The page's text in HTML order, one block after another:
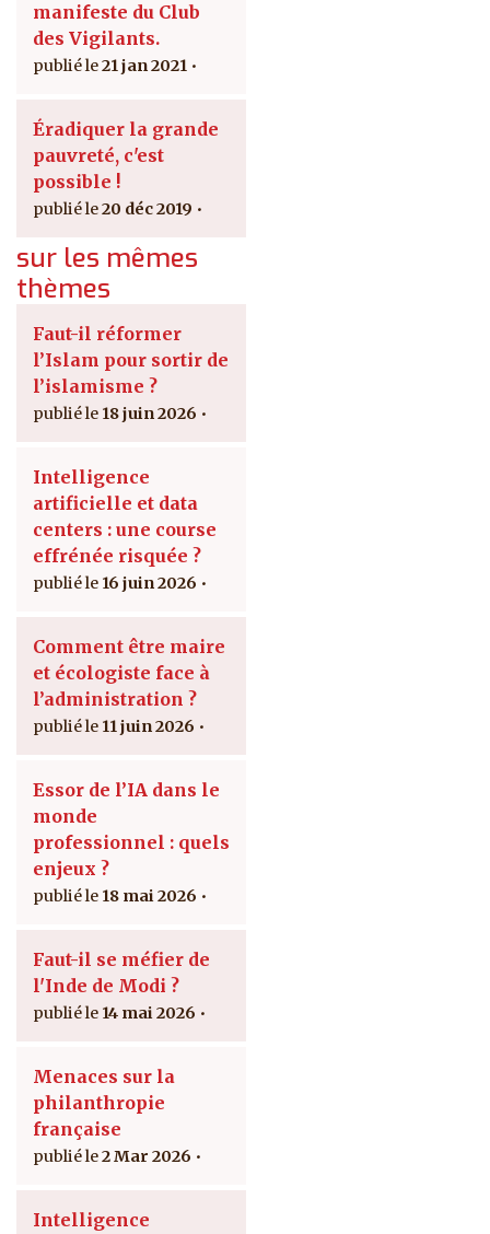
manifeste du Club
des Vigilants.
21 jan 2021
Éradiquer la grande
pauvreté, c'est
possible !
20 déc 2019
sur les mêmes
thèmes
Faut-il réformer
l’Islam pour sortir de
l’islamisme ?
18 juin 2026
Intelligence
artificielle et data
centers : une course
effrénée risquée ?
16 juin 2026
Comment être maire
et écologiste face à
l’administration ?
11 juin 2026
Essor de l’IA dans le
monde
professionnel : quels
enjeux ?
18 mai 2026
Faut-il se méfier de
l'Inde de Modi ?
14 mai 2026
Menaces sur la
philanthropie
française
2 Mar 2026
Intelligence